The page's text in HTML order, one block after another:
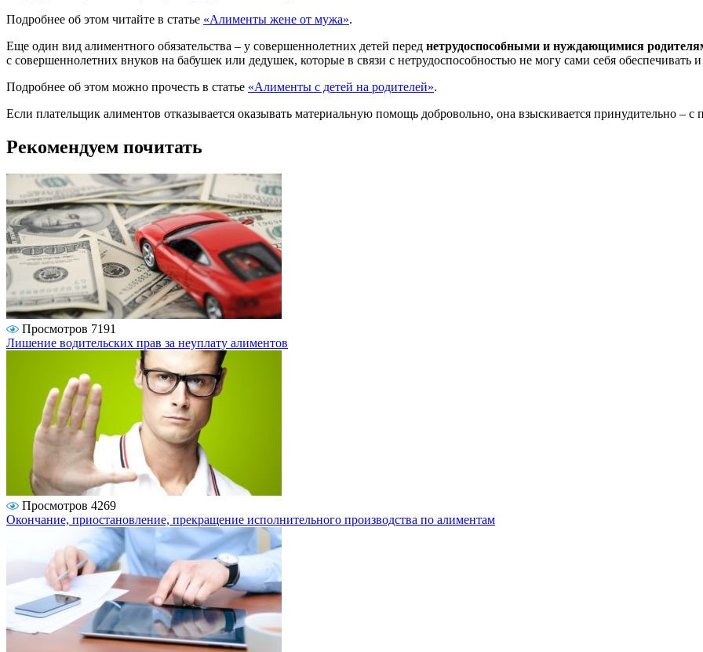
Подробнее об этом читайте в статье «Алименты жене от мужа».
Еще один вид алиментного обязательства – у совершеннолетних детей перед нетрудоспособными и нуждающимися
с совершеннолетних внуков на бабушек или дедушек, которые в связи с нетрудоспособностью не могу сами себя
Подробнее об этом можно прочесть в статье «Алименты с детей на родителей».
Если плательщик алиментов отказывается оказывать материальную помощь добровольно, она взыскивается принудительно –
Рекомендуем почитать
Просмотров 7191
Лишение водительских прав за неуплату алиментов
Просмотров 4269
Окончание, приостановление, прекращение исполнительного производства по алиментам